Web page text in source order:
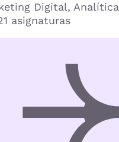
Digital, Analítica
asignaturas